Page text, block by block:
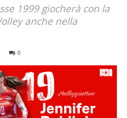
1999 giocherà con la
anche nella
0